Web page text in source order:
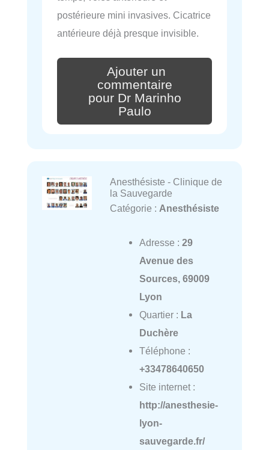
postérieure mini invasives. Cicatrice
antérieure déjà presque invisible.
Ajouter un
commentaire
pour Dr Marinho
Paulo
Anesthésiste - Clinique de
la Sauvegarde
Catégorie : Anesthésiste
Adresse : 29
Avenue des
Sources, 69009
Lyon
Quartier : La
Duchère
Téléphone :
+33478640650
Site internet :
http://anesthesie-
lyon-
sauvegarde.fr/